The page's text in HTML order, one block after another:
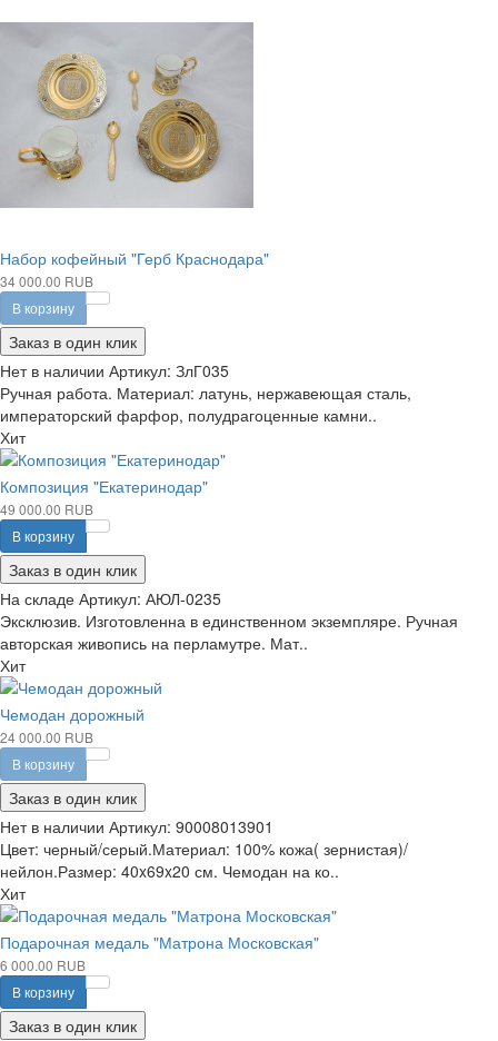
Набор кофейный "Герб Краснодара"
34 000.00 RUB
В корзину
Заказ в один клик
Нет в наличии Артикул: ЗлГ035
Ручная работа. Материал: латунь, нержавеющая сталь,
императорский фарфор, полудрагоценные камни..
Хит
Композиция "Екатеринодар"
49 000.00 RUB
В корзину
Заказ в один клик
На складе Артикул: АЮЛ-0235
Эксклюзив. Изготовленна в единственном экземпляре. Ручная
авторская живопись на перламутре. Мат..
Хит
Чемодан дорожный
24 000.00 RUB
В корзину
Заказ в один клик
Нет в наличии Артикул: 90008013901
Цвет: черный/серый.Материал: 100% кожа( зернистая)/
нейлон.Размер: 40x69x20 см. Чемодан на ко..
Хит
Подарочная медаль "Матрона Московская"
6 000.00 RUB
В корзину
Заказ в один клик